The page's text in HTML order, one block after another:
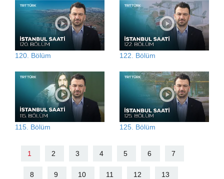
120. Bölüm 122. Bölüm
115. Bölüm 125. Bölüm
1 2 3 4 5 6 7
8 9 10 11 12 13